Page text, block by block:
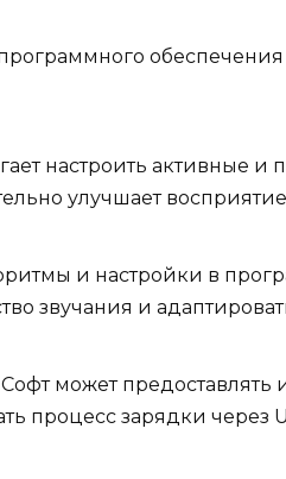
настроить активные и
улучшает восприятие
и настройки в
звучания и
Софт может
процесс зарядки через